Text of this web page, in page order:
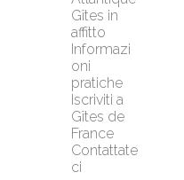
Gîtes in
affitto
Informazi
oni
pratiche
Iscriviti a
Gîtes de
France
Contattate
ci